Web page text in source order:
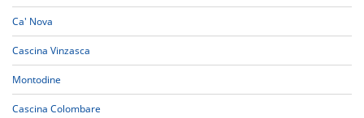
Ca' Nova
Cascina Vinzasca
Montodine
Cascina Colombare